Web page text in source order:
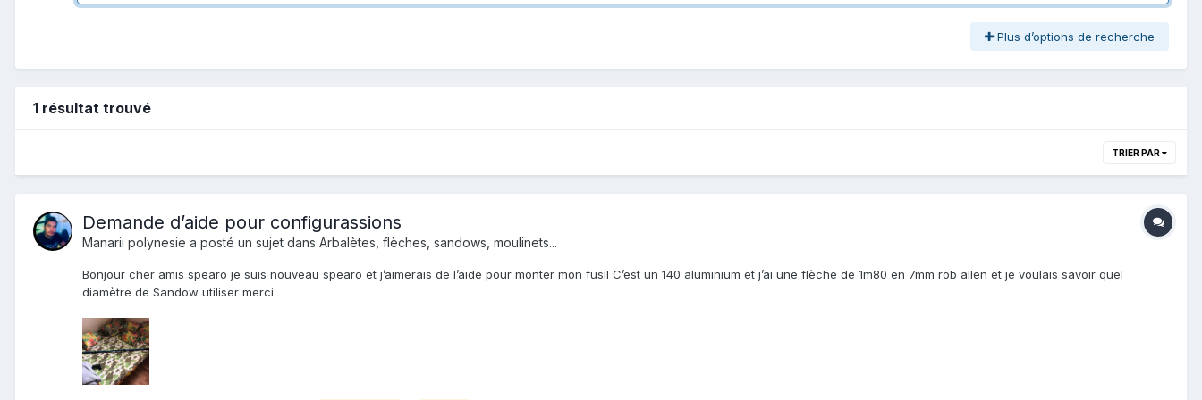
Plus d’options de recherche
1 résultat trouvé
TRIER PAR
Demande d’aide pour configurassions
Manarii polynesie a posté un sujet dans Arbalètes, flèches, sandows, moulinets...
Bonjour cher amis spearo je suis nouveau spearo et j’aimerais de l’aide pour monter mon fusil C’est un 140 aluminium et j’ai une flèche de 1m80 en 7mm rob allen et je voulais savoir quel
diamètre de Sandow utiliser merci